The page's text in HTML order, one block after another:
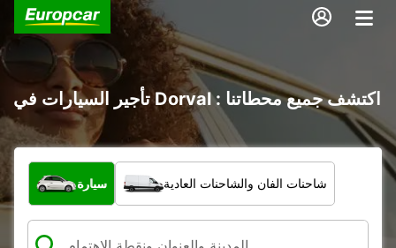
تأجير السيارات في Dorval : اكتشف جميع محطاتنا
ما نوع المركبة؟
سيارة شاحنات الفان والشاحنات العادية